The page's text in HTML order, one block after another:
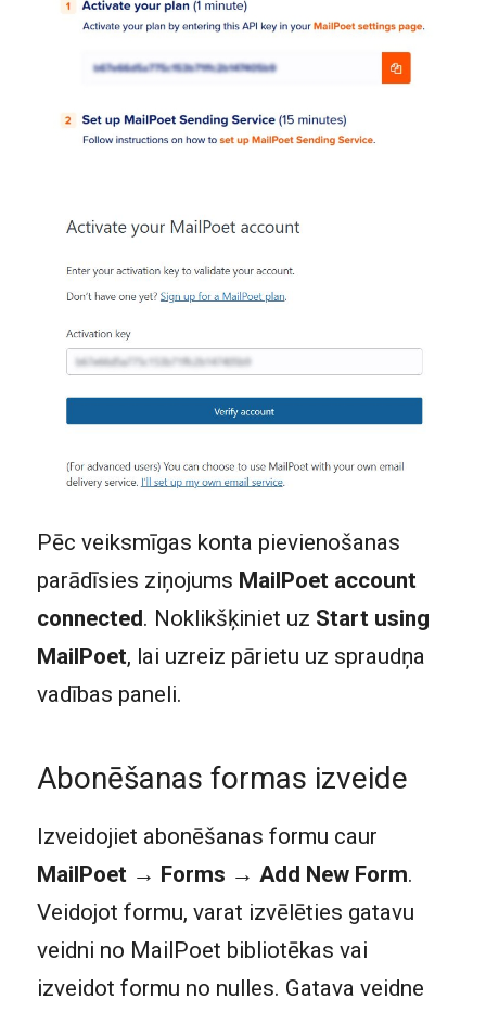
Pēc veiksmīgas konta pievienošanas
parādīsies ziņojums MailPoet account
connected. Noklikšķiniet uz Start using
MailPoet, lai uzreiz pārietu uz spraudņa
vadības paneli.
Abonēšanas formas izveide
Izveidojiet abonēšanas formu caur
MailPoet → Forms → Add New Form.
Veidojot formu, varat izvēlēties gatavu
veidni no MailPoet bibliotēkas vai
izveidot formu no nulles. Gatava veidne